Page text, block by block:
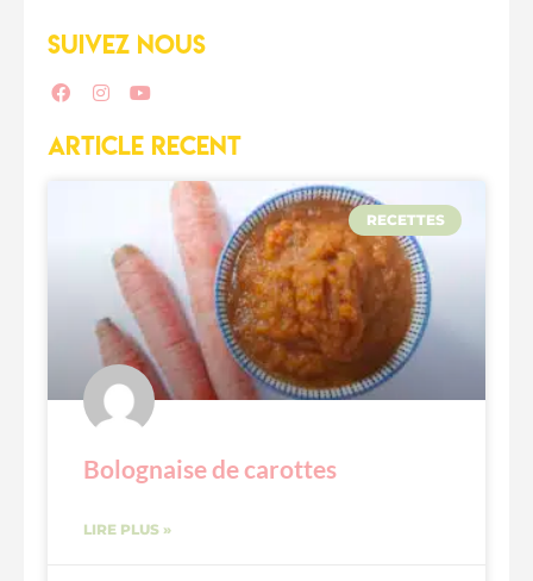
SUIVEZ NOUS
ARTICLE RECENT
RECETTES
Bolognaise de carottes
LIRE PLUS »